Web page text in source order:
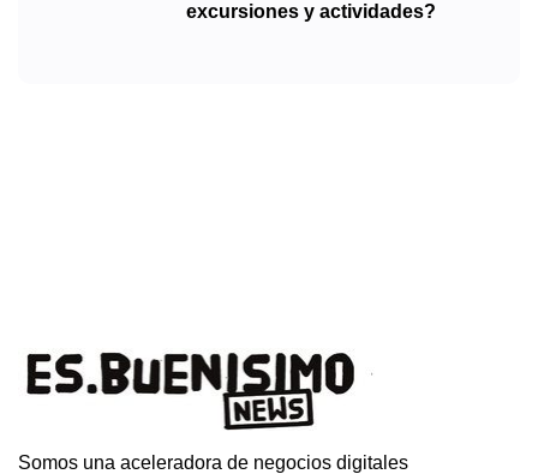
excursiones y actividades?
Somos una aceleradora de negocios digitales